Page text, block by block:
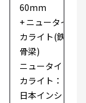
60mm
+ ニュータイ
カライト(鉄
骨梁)
ニュータイ
カライト：
日本インシ